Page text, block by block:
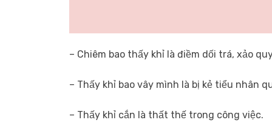
– Chiêm bao thấy khỉ là điềm dối trá, xảo
– Thấy khỉ bao vây mình là bị kẻ tiểu nhân
– Thấy khỉ cắn là thất thế trong công việc.